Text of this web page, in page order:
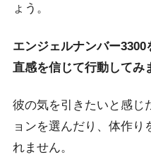
ょう。
エンジェルナンバー
直感を信じて行動してみ
彼の気を引きたいと感じ
ョンを選んだり、体作り
れません。